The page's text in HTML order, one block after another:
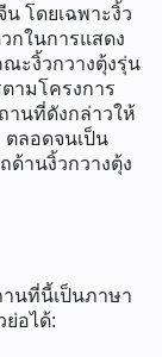
โดยเฉพาะงิ้ว
กในการแสดง
ะงิ้วกวางตุ้งรุ่น
ามโครงการ
านที่ดังกล่าวให้
ตลอดจนเป็น
ด้านงิ้วกวางตุ้ง
นที่นี้เป็นภาษา
อได้: